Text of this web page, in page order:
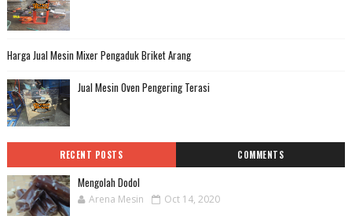
Harga Jual Mesin Mixer Pengaduk Briket Arang
Jual Mesin Oven Pengering Terasi
RECENT POSTS COMMENTS
Mengolah Dodol
Arena Mesin Oct 14, 2020